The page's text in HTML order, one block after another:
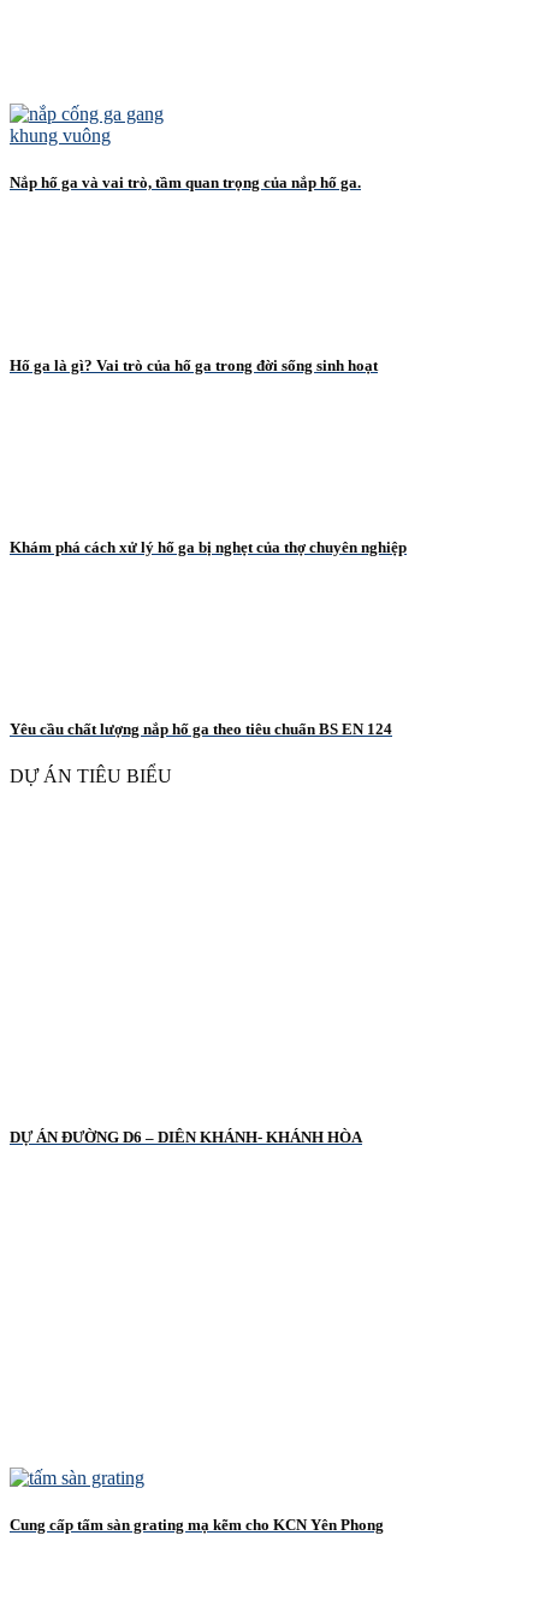
Nắp hố ga và vai trò, tầm quan trọng của nắp hố ga.
Hố ga là gì? Vai trò của hố ga trong đời sống sinh hoạt
Khám phá cách xử lý hố ga bị nghẹt của thợ chuyên nghiệp
Yêu cầu chất lượng nắp hố ga theo tiêu chuẩn BS EN 124
DỰ ÁN TIÊU BIỂU
DỰ ÁN ĐƯỜNG D6 – DIÊN KHÁNH- KHÁNH HÒA
Cung cấp tấm sàn grating mạ kẽm cho KCN Yên Phong